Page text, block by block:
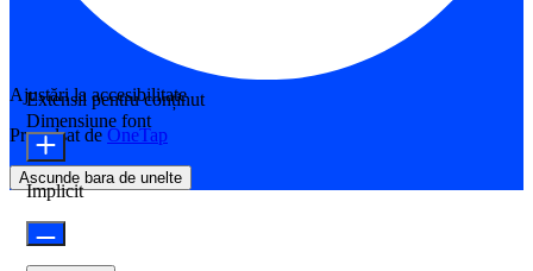
Ajustări la accesibilitate
Propulsat de OneTap
Ascunde bara de unelte
Extensii pentru conținut
Dimensiune font
Implicit